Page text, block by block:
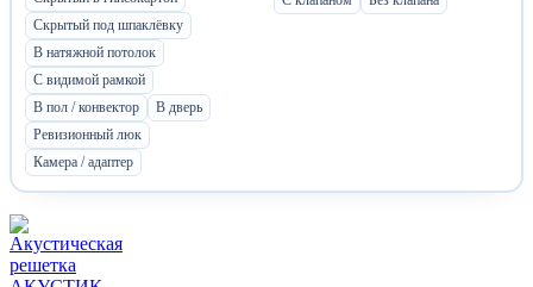
Скрытый под шпаклёвку
В натяжной потолок
С видимой рамкой
В пол / конвектор
В дверь
Ревизионный люк
Камера / адаптер